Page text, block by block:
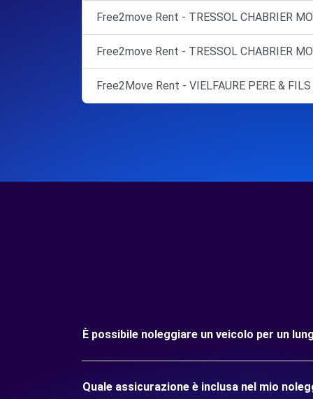
Free2move Rent - TRESSOL CHABRIER
Free2move Rent - TRESSOL CHABRIER
Free2Move Rent - VIELFAURE PERE &
È possibile noleggiare un veicolo per un
Quale assicurazione è inclusa nel mio